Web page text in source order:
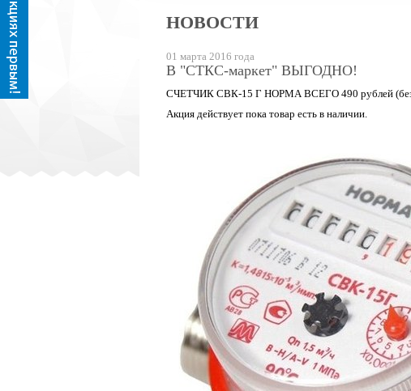
НОВОСТИ
01 марта 2016 года
В "СТКС-маркет" ВЫГОДНО!
СЧЕТЧИК СВК-15 Г НОРМА ВСЕГО 490 рублей (без
Акция действует пока товар есть в наличии.